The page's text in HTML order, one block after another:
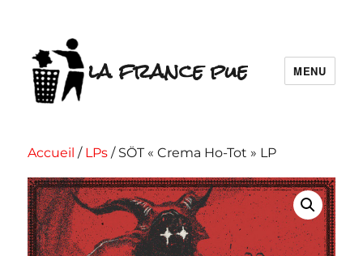
la france pue MENU
Accueil / LPs / SÖT « Crema Ho-Tot » LP